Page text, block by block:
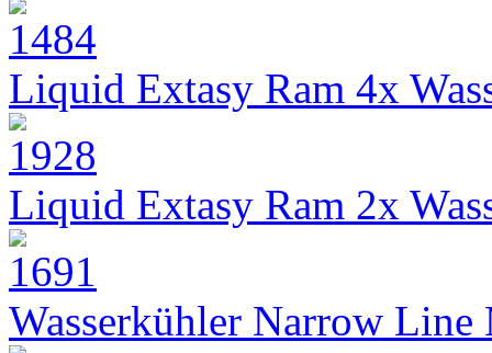
Liquid Extasy Ram 4x
Liquid Extasy Ram 2x
Wasserkühler Narrow